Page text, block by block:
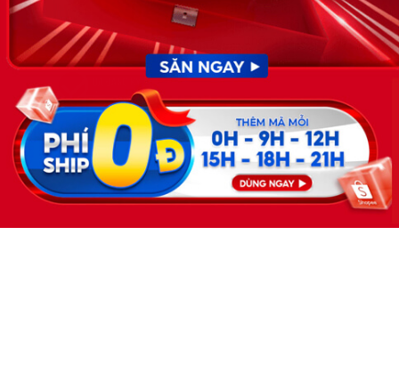
GP do Sở lao động thương
binh và xã hội cấp ngày 30
tháng 12 năm 2019.